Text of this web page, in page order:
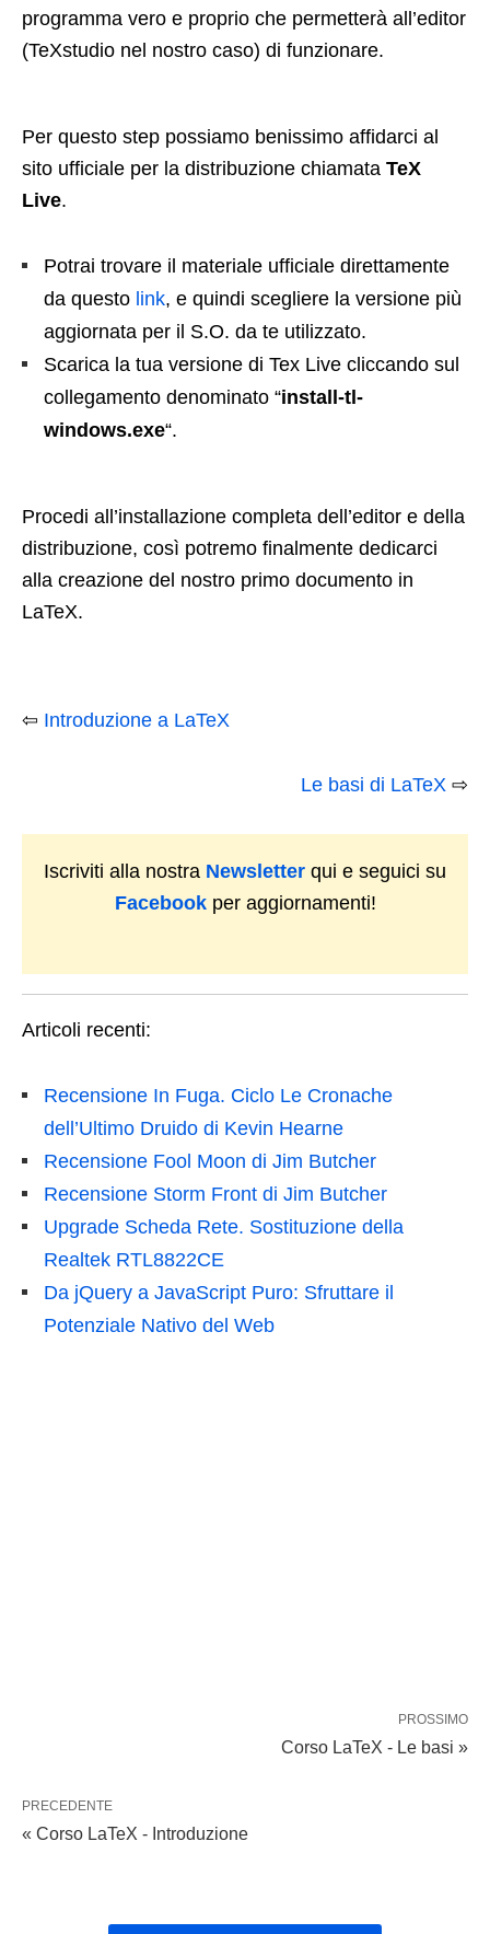
programma vero e proprio che permetterà all’editor
(TeXstudio nel nostro caso) di funzionare.
Per questo step possiamo benissimo affidarci al
sito ufficiale per la distribuzione chiamata TeX
Live.
Potrai trovare il materiale ufficiale direttamente
da questo link, e quindi scegliere la versione più
aggiornata per il S.O. da te utilizzato.
Scarica la tua versione di Tex Live cliccando sul
collegamento denominato “install-tl-
windows.exe“.
Procedi all’installazione completa dell’editor e della
distribuzione, così potremo finalmente dedicarci
alla creazione del nostro primo documento in
LaTeX.
⇦ Introduzione a LaTeX
Le basi di LaTeX ⇨
Iscriviti alla nostra Newsletter qui e seguici su
Facebookper aggiornamenti!
Articoli recenti:
Recensione In Fuga. Ciclo Le Cronache
dell’Ultimo Druido di Kevin Hearne
Recensione Fool Moon di Jim Butcher
Recensione Storm Front di Jim Butcher
Upgrade Scheda Rete. Sostituzione della
Realtek RTL8822CE
Da jQuery a JavaScript Puro: Sfruttare il
Potenziale Nativo del Web
PROSSIMO
Corso LaTeX - Le basi »
PRECEDENTE
« Corso LaTeX - Introduzione